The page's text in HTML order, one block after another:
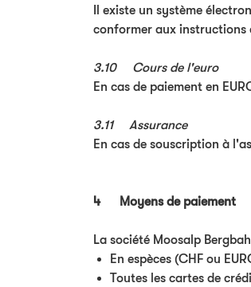
Il existe un système
conformer aux instructions
3.10 Cours de l'euro
En cas de paiement en
3.11 Assurance
En cas de souscription à
4 Moyens de paiement
La société Moosalp
En espèces (CHF ou
Toutes les cartes de